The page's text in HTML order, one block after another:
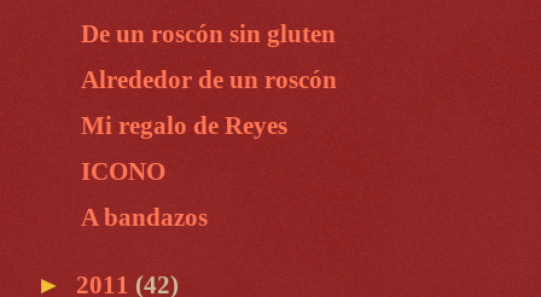
De un roscón sin gluten
Alrededor de un roscón
Mi regalo de Reyes
ICONO
A bandazos
► 2011 (42)